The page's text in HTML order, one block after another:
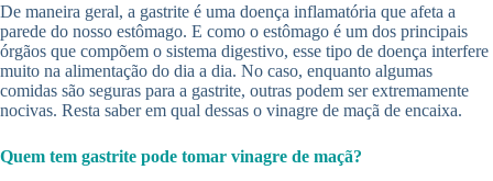
De maneira geral, a gastrite é uma doença inflamatória que afeta a
parede do nosso estômago. E como o estômago é um dos principais
órgãos que compõem o sistema digestivo, esse tipo de doença interfere
muito na alimentação do dia a dia. No caso, enquanto algumas
comidas são seguras para a gastrite, outras podem ser extremamente
nocivas. Resta saber em qual dessas o vinagre de maçã de encaixa.
Quem tem gastrite pode tomar vinagre de maçã?